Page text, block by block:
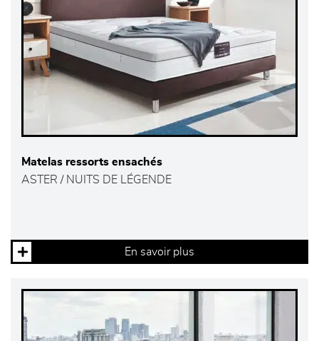
Matelas ressorts ensachés
ASTER / NUITS DE LÉGENDE
En savoir plus